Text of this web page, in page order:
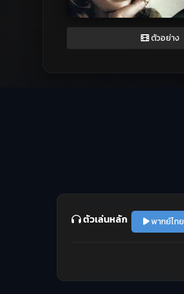
ตัวอย่าง
ตัวเล่นหลัก พากย์ไทย